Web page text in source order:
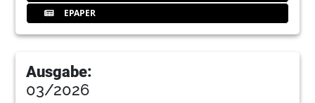
EPAPER
Ausgabe:
03/2026